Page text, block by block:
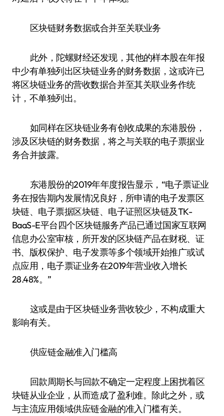
区块链财务数据或合并至关联业务
此外，陀螺财经还发现，其他的样本股在年报
中少有单独列出区块链业务的财务数据，这或许已
将区块链业务的营收数据合并至其关联业务作统
计，不单独列出。
如同样在区块链业务有创收成果的东港股份，
涉及区块链的财务数据，将之与关联的电子票据业
务合并披露。
东港股份的2019年年度报告显示，“电子票证业
务在报告期内发展情况良好，所申请的电子发票区
块链、电子票据区块链、电子证照区块链及TK-
BaaS-E平台四个区块链服务产品已通过国家互联网
信息办公室审核，所开发的区块链产品在财税、证
书、版权保护、电子发票等多个领域开始推广或试
点应用，电子票证业务在2019年营业收入增长
28.48%。”
这或是由于区块链业务营收较少，不构成重大
影响有关。
供应链金融准入门槛高
回款周期长与回款不确定一定程度上困扰着区
块链从业企业，从而造成了盈利难。除此之外，或
与主流应用领域供应链金融的准入门槛有关。